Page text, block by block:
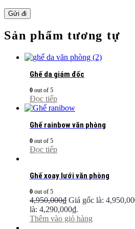
Sản phẩm tương tự
Ghế da giám đốc
0 out of 5
Đọc tiếp
Ghế rainbow văn phòng
0 out of 5
Đọc tiếp
Ghế xoay lưới văn phòng
0 out of 5
4,950,000₫ Giá gốc là:
là: 4,290,000₫.
Thêm vào giỏ hàng